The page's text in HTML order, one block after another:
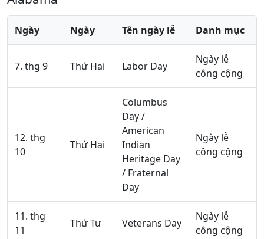
Ngày Ngày Tên ngày lễ Danh mục
7. thg 9 Thứ Hai Labor Day
Ngày lễ
công cộng
12. thg
10
Thứ Hai
Columbus
Day /
American
Indian
Heritage Day
/ Fraternal
Day
Ngày lễ
công cộng
11. thg
11
Thứ Tư Veterans Day
Ngày lễ
công cộng